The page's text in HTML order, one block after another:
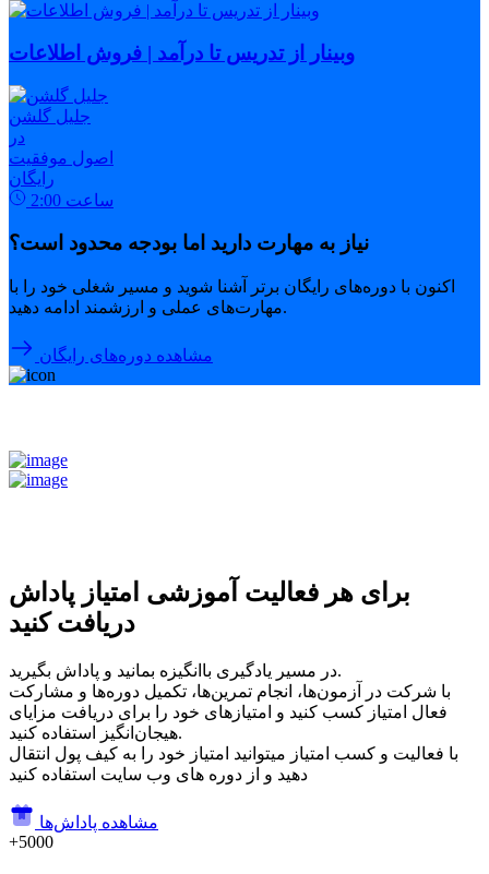
وبینار از تدریس تا درآمد | فروش اطلاعات
جلیل گلشن
در
اصول موفقیت
رایگان
2:00 ساعت
نیاز به مهارت دارید اما بودجه محدود است؟
اکنون با دوره‌های رایگان برتر آشنا شوید و مسیر شغلی خود را با
مهارت‌های عملی و ارزشمند ادامه دهید.
مشاهده دوره‌های رایگان
برای هر فعالیت آموزشی امتیاز پاداش
دریافت کنید
در مسیر یادگیری باانگیزه بمانید و پاداش بگیرید.
با شرکت در آزمون‌ها، انجام تمرین‌ها، تکمیل دوره‌ها و مشارکت
فعال امتیاز کسب کنید و امتیازهای خود را برای دریافت مزایای
هیجان‌انگیز استفاده کنید.
با فعالیت و کسب امتیاز میتوانید امتیاز خود را به کیف پول انتقال
دهید و از دوره های وب سایت استفاده کنید
مشاهده پاداش‌ها
+5000